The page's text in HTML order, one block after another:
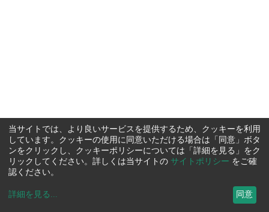
当サイトでは、より良いサービスを提供するため、クッキーを利用
しています。クッキーの使用に同意いただける場合は「同意」ボタ
ンをクリックし、クッキーポリシーについては「詳細を見る」をク
リックしてください。詳しくは当サイトの サイトポリシー をご確
認ください。
詳細を見る ... 同意